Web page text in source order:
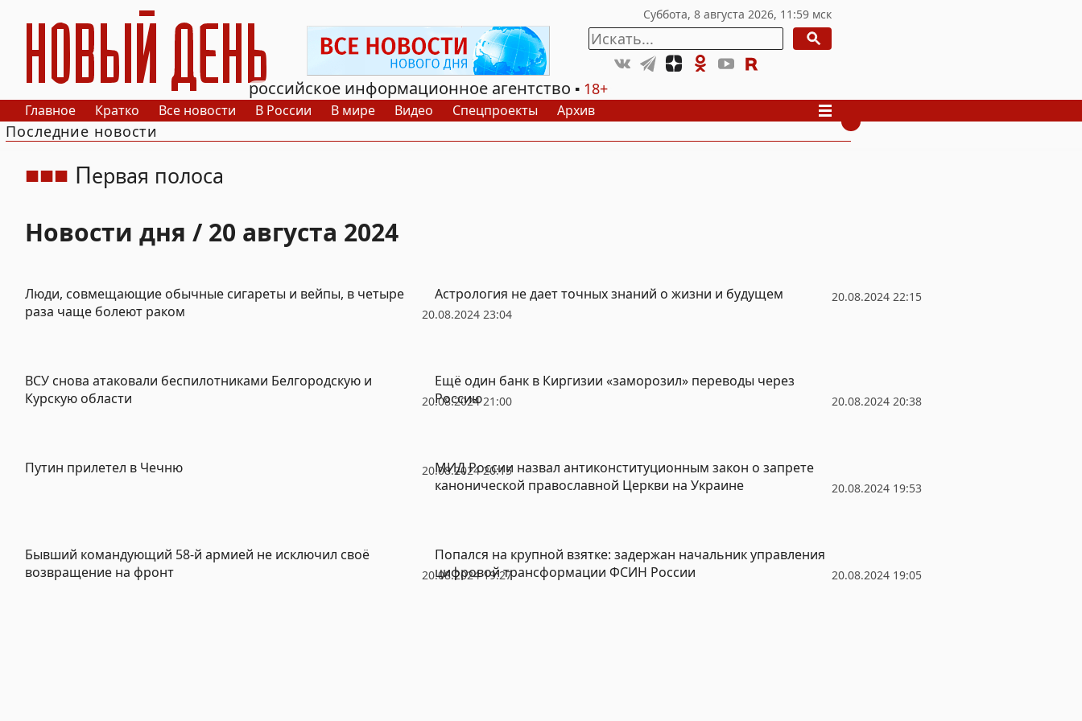
РИА Новый День
российское информационное агентство
18+
Главное Кратко Все новости В России В мире Видео Спецпроекты Архив
Последние новости
Первая полоса
Новости дня / 20 августа 2024
20.08.2024 23:04
Люди, совмещающие обычные сигареты и вейпы, в четыре
раза чаще болеют раком
20.08.2024 22:15
Астрология не дает точных знаний о жизни и будущем
20.08.2024 21:00
ВСУ снова атаковали беспилотниками Белгородскую и
Курскую области
20.08.2024 20:38
Ещё один банк в Киргизии «заморозил» переводы через
Россию
20.08.2024 20:15
Путин прилетел в Чечню
20.08.2024 19:53
МИД России назвал антиконституционным закон о запрете
канонической православной Церкви на Украине
20.08.2024 19:27
Бывший командующий 58-й армией не исключил своё
возвращение на фронт
20.08.2024 19:05
Попался на крупной взятке: задержан начальник управления
цифровой трансформации ФСИН России